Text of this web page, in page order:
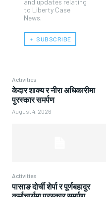
and updates relating
to Liberty Case
News.
﹢ SUBSCRIBE
Activities
केदार शाक्य र नीरा अधिकारीमा
पुरस्कार समर्पण
August 4, 2026
Activities
पासाङ दोर्ची शेर्पा र पूर्णबहादुर